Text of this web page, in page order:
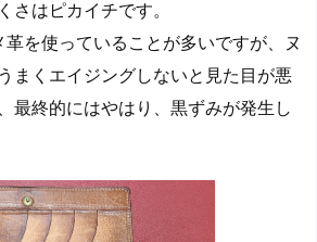
さはピカイチです。
を使っていることが多いですが、ヌ
まくエイジングしないと見た目が悪
最終的にはやはり、黒ずみが発生し